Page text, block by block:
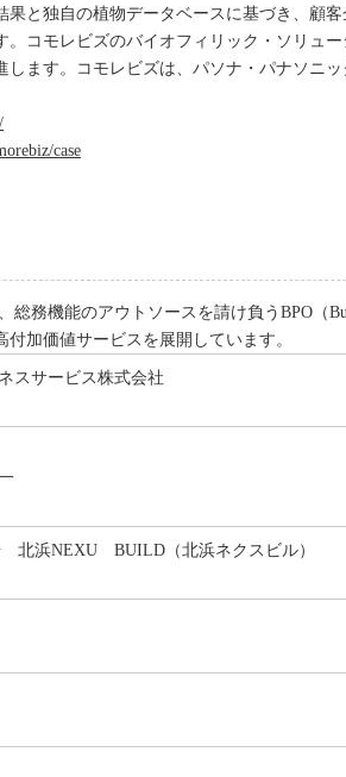
と独自の植物データベースに基づき、顧
コモレビズのバイオフィリック・ソリュ
ます。コモレビズは、パソナ・パナソニ
case
務機能のアウトソースを請け負うBPO（
加価値サービスを展開しています。
スサービス株式会社
北浜NEXU BUILD（北浜ネクスビル）